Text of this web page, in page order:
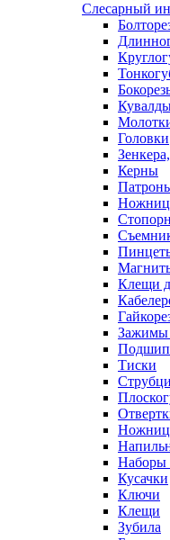
Слесарный
Головки
Керны
Клещи
Зажимы
Тиски
Наборы
Кусачки
Ключи
Клещи
Зубила